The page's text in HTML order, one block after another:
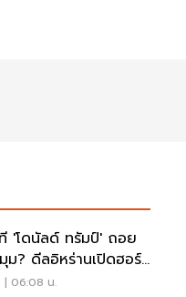
ที 'โดนัลด์ ทรัมป์' ถอย
ม? ดีลอิหร่านเปิดฮอร์
| 06:08 น.